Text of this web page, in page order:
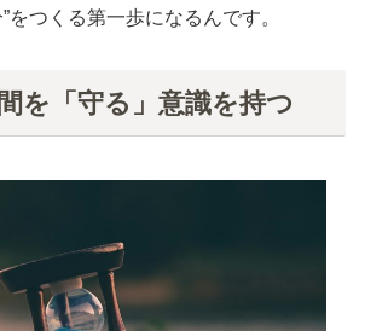
をつくる第一歩になるんです。
を「守る」意識を持つ